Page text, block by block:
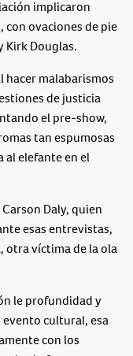
implicaron
con ovaciones de pie
Kirk Douglas.
hacer malabarismos
de justicia
el pre-show,
tan espumosas
al elefante en el
Daly, quien
esas entrevistas,
otra víctima de la ola
le profundidad y
cultural, esa
con los